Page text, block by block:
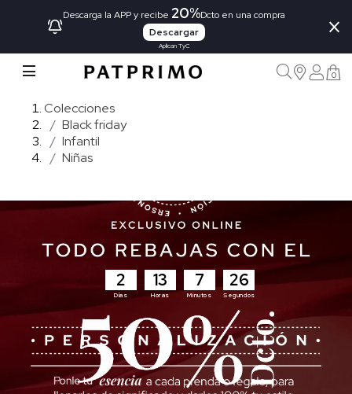
Descarga la APP y recibe 20%Dcto en una compra
Descargar
Aplican TyC
×
0
Colecciones
Black friday
Infantil
Niñas
2
Días
13
Horas
7
Minutos
24
Segundos